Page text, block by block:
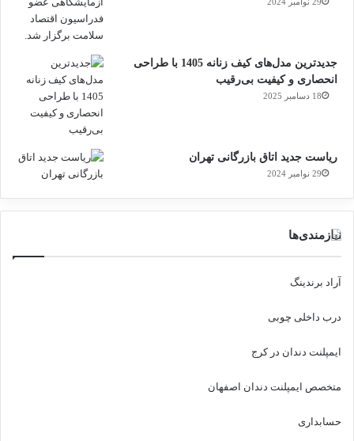
29 نوامبر 2024
جدیدترین مدل‌های کیف زنانه 1405 با طراحی
انحصاری و کیفیت بی‌رقیب
18 دسامبر 2025
ریاست جدید اتاق بازرگانی تهران
29 نوامبر 2024
نیازمندی‌ها
آراد برندینگ
درب داخلی چوبی
ایمپلنت دندان در کرج
متخصص ایمپلنت دندان اصفهان
حسابداری